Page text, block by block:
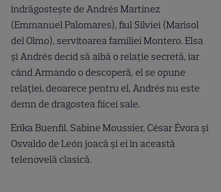
îndrăgostește de Andrés Martínez
(Emmanuel Palomares), fiul Silviei (Marisol
del Olmo), servitoarea familiei Montero. Elsa
și Andrés decid să aibă o relație secretă, iar
când Armando o descoperă, el se opune
relației, deoarece pentru el, Andrés nu este
demn de dragostea fiicei sale.
Erika Buenfil, Sabine Moussier, César Évora și
Osvaldo de León joacă și ei în această
telenovelă clasică.